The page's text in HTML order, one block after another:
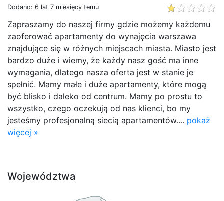
Dodano: 6 lat 7 miesięcy temu
Zapraszamy do naszej firmy gdzie możemy każdemu
zaoferować apartamenty do wynajęcia warszawa
znajdujące się w różnych miejscach miasta. Miasto jest
bardzo duże i wiemy, że każdy nasz gość ma inne
wymagania, dlatego nasza oferta jest w stanie je
spełnić. Mamy małe i duże apartamenty, które mogą
być blisko i daleko od centrum. Mamy po prostu to
wszystko, czego oczekują od nas klienci, bo my
jesteśmy profesjonalną siecią apartamentów.... pokaż
więcej »
Województwa